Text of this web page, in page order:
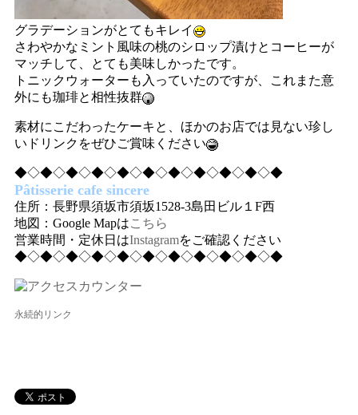
グラデーションがとてもキレイ
さわやかなミント風味の桃のシロップ漬けとコーヒーが
マッチして、とても美味しかったです。
トニックウォーターも入っていたのですが、これまた意
外にも珈琲と相性抜群
素材にこだわったケーキと、ほかのお店では見ない珍し
いドリンクをぜひご賞味ください
◆◇◆◇◆◇◆◇◆◇◆◇◆◇◆◇◆◇◆◇◆
Pâtisserie cafe sincere
住所：長野県須坂市須坂1528-3島田ビル１F西
地図：Google Mapはこちら
営業時間・定休日はInstagramをご確認ください
◆◇◆◇◆◇◆◇◆◇◆◇◆◇◆◇◆◇◆◇◆
永続的リンク